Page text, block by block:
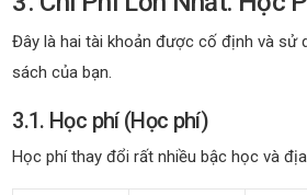
Đây là hai tài khoản được cố định và sử
sách của bạn.
3.1. Học phí (Học phí)
Học phí thay đổi rất nhiều bậc học và